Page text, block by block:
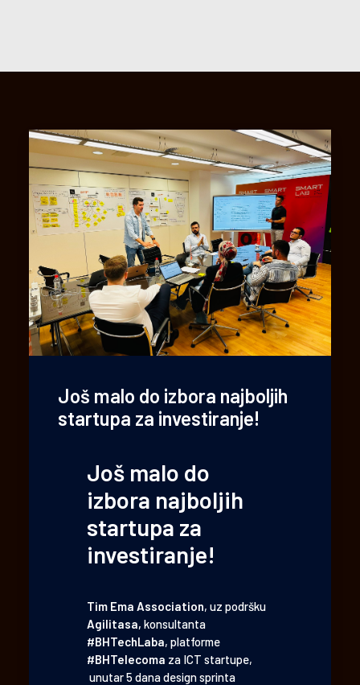
Još malo do izbora najboljih
startupa za investiranje!
Još malo do
izbora najboljih
startupa za
investiranje!
Tim Ema Association, uz podršku
Agilitasa, konsultanta
#BHTechLaba, platforme
#BHTelecoma za ICT startupe,
unutar 5 dana design sprinta